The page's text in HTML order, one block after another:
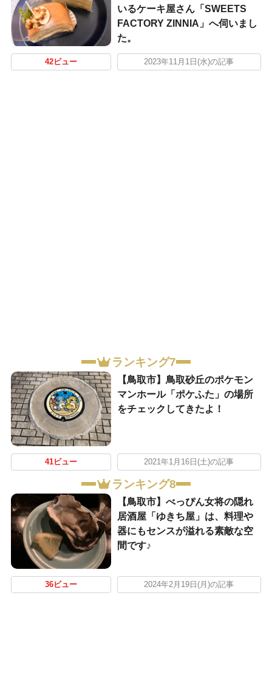
いるケーキ屋さん「SWEETS
FACTORY ZINNIA」へ伺いまし
た。
42ビュー 2023年11月1日(水)の記事
ランキング7
【鳥取市】鳥取砂丘のポケモン
マンホール「ポケふた」の場所
をチェックしてきたよ！
41ビュー 2021年1月16日(土)の記事
ランキング8
【鳥取市】べっぴん女将の隠れ
居酒屋「ゆきち屋」は、料理や
器にもセンスが溢れる素敵な空
間です♪
36ビュー 2024年2月19日(月)の記事